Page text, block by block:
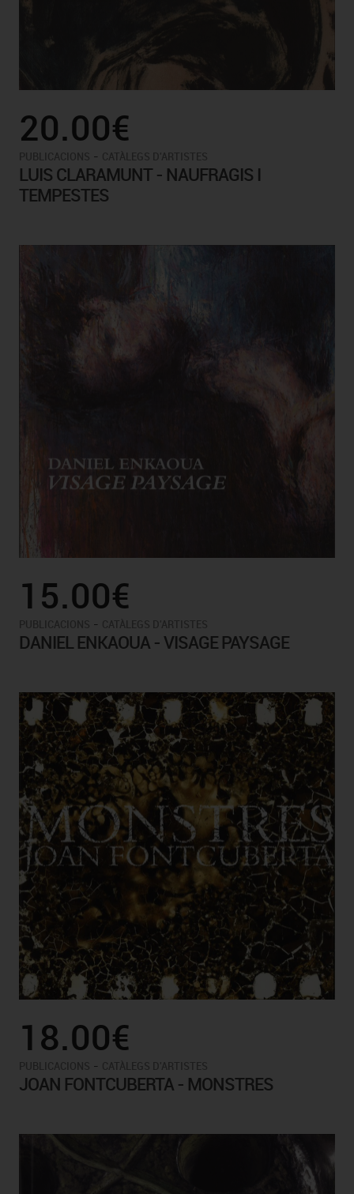
20.00€
-
LUIS CLARAMUNT - NAUFRAGIS I
TEMPESTES
15.00€
-
DANIEL ENKAOUA - VISAGE PAYSAGE
18.00€
-
JOAN FONTCUBERTA - MONSTRES